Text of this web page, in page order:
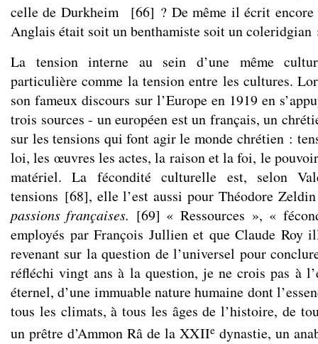
celle de Durkheim
[66] ? De même il écrit
Anglais était soit un benthamiste soit un coleridgian
La tension interne au sein d’une même
particulière comme la tension entre les cultures.
son fameux discours sur l’Europe en 1919 en
trois sources - un européen est un français, un
sur les tensions qui font agir le monde chrétien :
loi, les œuvres les actes, la raison et la foi, le
matériel. La fécondité culturelle est, selon
tensions [68], elle l’est aussi pour Théodore
passions françaises. [69] « Ressources », «
employés par François Jullien et que Claude Roy
revenant sur la question de l’universel pour
réfléchi vingt ans à la question, je ne crois pas à
éternel, d’une immuable nature humaine dont
tous les climats, à tous les âges de l’histoire, de
un prêtre d’Ammon Râ de la XXIIedynastie, un